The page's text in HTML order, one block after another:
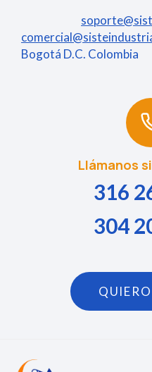
Bogotá D.C. Colombia
Llámanos
316
304